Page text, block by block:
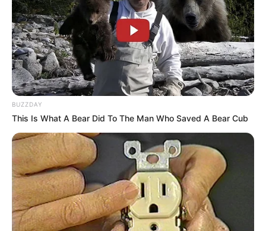
BUZZDAY
This Is What A Bear Did To The Man Who Saved A Bear Cub